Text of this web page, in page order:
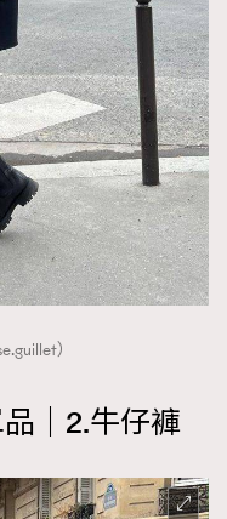
）
｜2.牛仔褲